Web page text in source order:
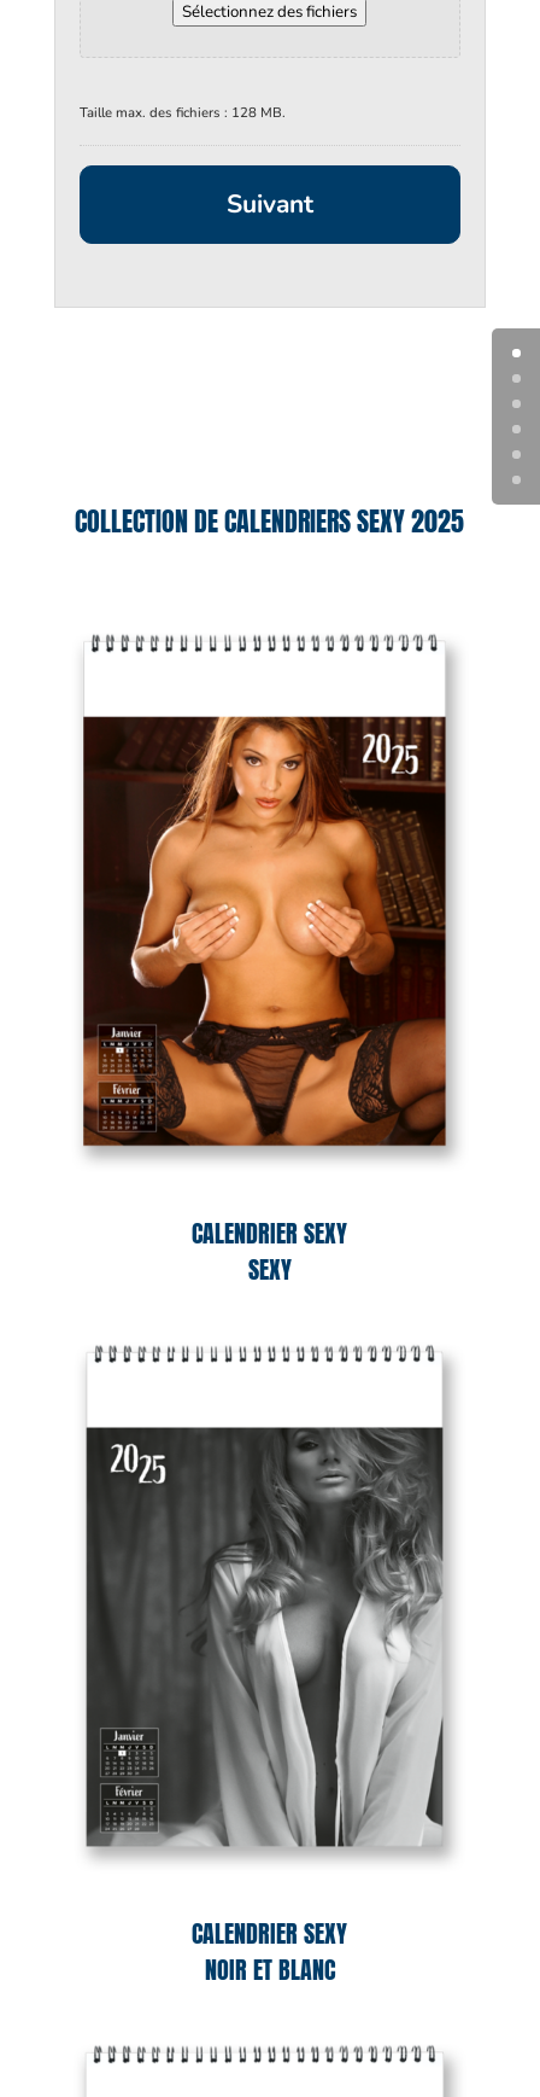
Sélectionnez des fichiers
Taille max. des fichiers : 128 MB.
COLLECTION DE CALENDRIERS SEXY 2025
CALENDRIER SEXY
SEXY
CALENDRIER SEXY
NOIR ET BLANC